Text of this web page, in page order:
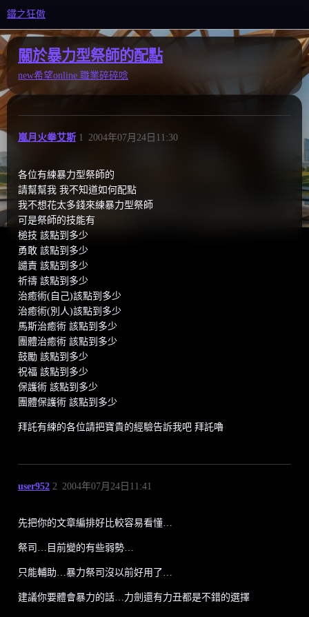
鐵之狂傲
關於暴力型祭師的配點
new希望online 職業碎碎唸
嵐月火拳艾斯 2004年07月24日11:30
1
各位有練暴力型祭師的
請幫幫我 我不知道如何配點
我不想花太多錢來練暴力型祭師
可是祭師的技能有
槌技 該點到多少
勇敢 該點到多少
譴責 該點到多少
祈禱 該點到多少
治癒術(自己)該點到多少
治癒術(別人)該點到多少
馬斯治癒術 該點到多少
團體治癒術 該點到多少
鼓勵 該點到多少
祝福 該點到多少
保護術 該點到多少
團體保護術 該點到多少
拜託有練的各位請把寶貴的經驗告訴我吧 拜託嚕
user952 2004年07月24日11:41
2
先把你的文章編排好比較容易看懂…
祭司…目前變的有些弱勢…
只能輔助…暴力祭司沒以前好用了…
建議你要體會暴力的話…力劍還有力丑都是不錯的選擇